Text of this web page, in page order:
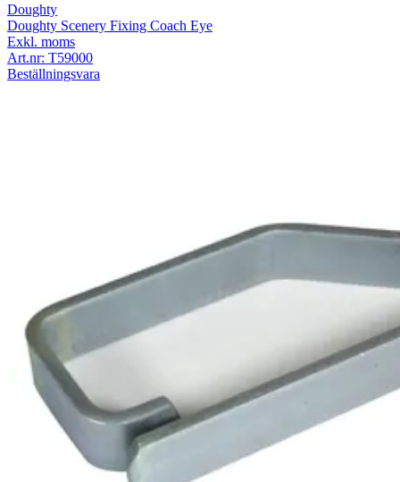
Doughty
Doughty Scenery Fixing Coach Eye
Exkl. moms
Art.nr: T59000
Beställningsvara